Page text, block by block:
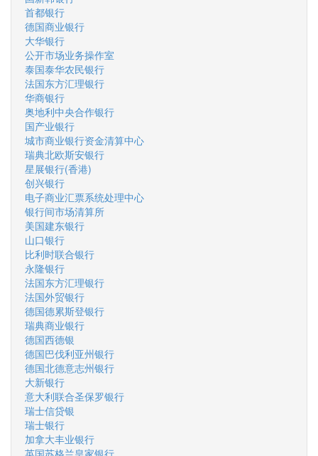
首都银行
德国商业银行
大华银行
公开市场业务操作室
泰国泰华农民银行
法国东方汇理银行
华商银行
奥地利中央合作银行
国产业银行
城市商业银行资金清算中心
瑞典北欧斯安银行
星展银行(香港)
创兴银行
电子商业汇票系统处理中心
银行间市场清算所
美国建东银行
山口银行
比利时联合银行
永隆银行
法国东方汇理银行
法国外贸银行
德国德累斯登银行
瑞典商业银行
德国西德银
德国巴伐利亚州银行
德国北德意志州银行
大新银行
意大利联合圣保罗银行
瑞士信贷银
瑞士银行
加拿大丰业银行
英国苏格兰皇家银行